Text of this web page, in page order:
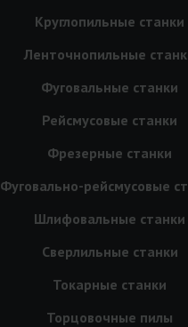
Круглопильные станки
Ленточнопильные
Фуговальные станки
Рейсмусовые станки
Фрезерные станки
Фуговально-рейсмусовые
Шлифовальные станки
Сверлильные станки
Токарные станки
Торцовочные пилы